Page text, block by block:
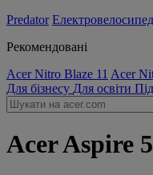
Predator
Рекомендовані
Acer Nitro Blaze 11 Acer
Для бізнесу Для освіти
Acer Aspire